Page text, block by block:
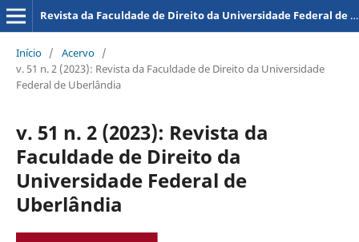
Revista da Faculdade de Direito da Universidade Federal de Uberlândia
Início / Acervo /
v. 51 n. 2 (2023): Revista da Faculdade de Direito da Universidade
Federal de Uberlândia
v. 51 n. 2 (2023): Revista da
Faculdade de Direito da
Universidade Federal de
Uberlândia